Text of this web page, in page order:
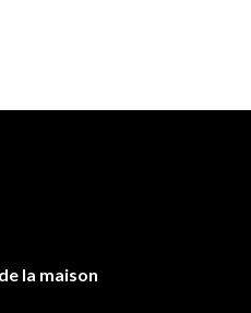
la maison